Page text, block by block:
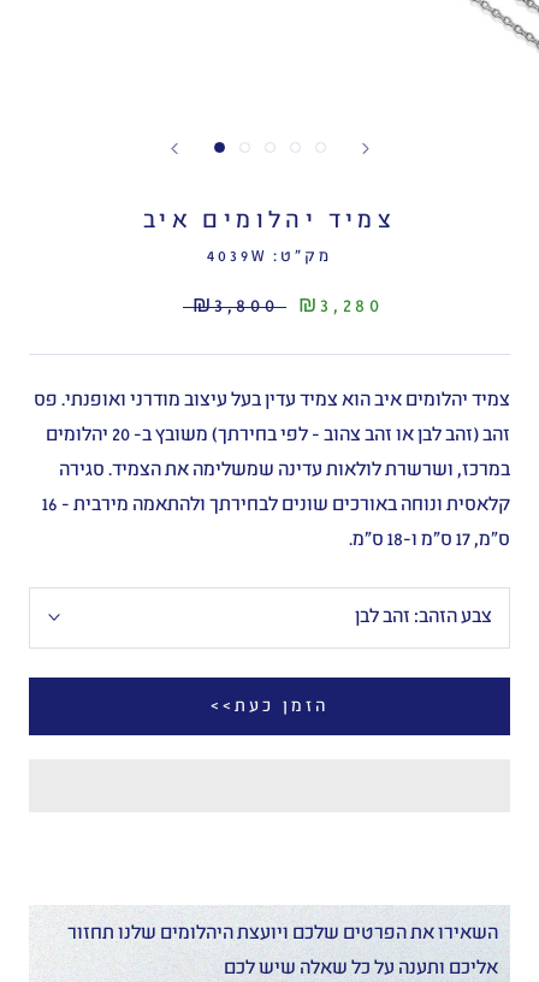
צמיד יהלומים איב
מק"ט: 4039W
₪3,280
₪3,800
צמיד יהלומים איב הוא צמיד עדין בעל עיצוב מודרני ואופנתי. פס
זהב (זהב לבן או זהב צהוב - לפי בחירתך) משובץ ב- 20 יהלומים
במרכז, ושרשרת לולאות עדינה שמשלימה את הצמיד. סגירה
קלאסית ונוחה באורכים שונים לבחירתך ולהתאמה מירבית - 16
ס״מ, 17 ס״מ ו-18 ס״מ.
צבע הזהב: זהב לבן
הזמן כעת>>
השאירו את הפרטים שלכם ויועצת היהלומים שלנו תחזור
אליכם ותענה על כל שאלה שיש לכם